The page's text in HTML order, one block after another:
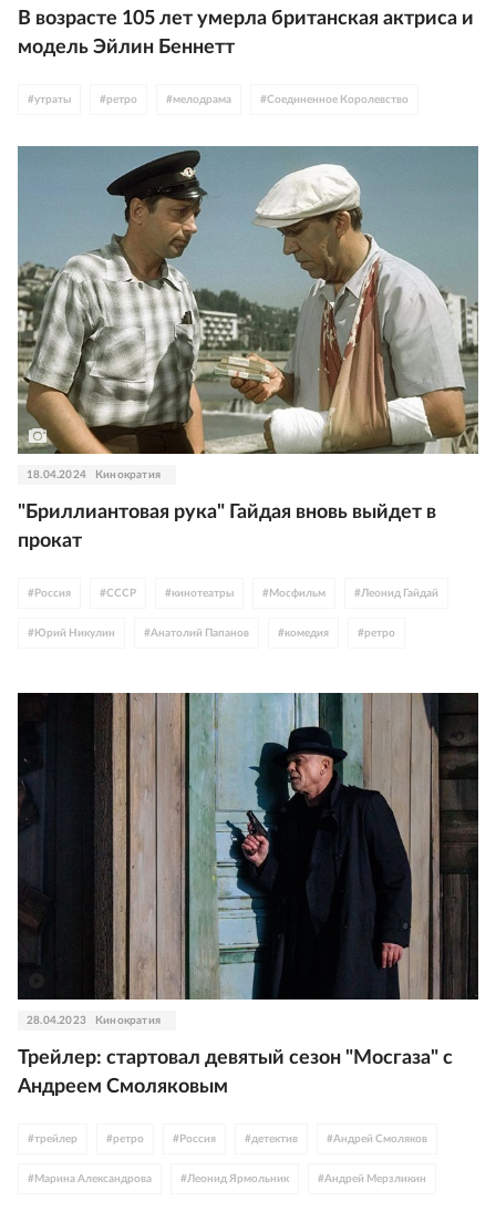
В возрасте 105 лет умерла британская актриса и
модель Эйлин Беннетт
#утраты #ретро #мелодрама #Соединенное Королевство
18.04.2024 Кинократия
"Бриллиантовая рука" Гайдая вновь выйдет в
прокат
# Россия #СССР #кинотеатры # Мосфильм # Леонид Гайдай
# Юрий Никулин #Анатолий Папанов #комедия #ретро
28.04.2023 Кинократия
Трейлер: стартовал девятый сезон "Мосгаза" с
Андреем Смоляковым
#трейлер #ретро # Россия # детектив #Андрей Смоляков
# Марина Александрова # Леонид Ярмольник #Андрей Мерзликин